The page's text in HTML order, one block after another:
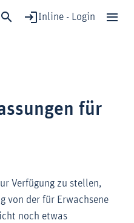
Inline - Login
für
Verfügung zu stellen,
von der für Erwachsene
noch etwas